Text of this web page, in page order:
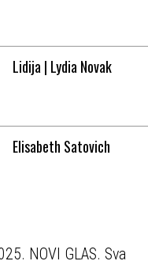
Lidija | Lydia Novak
Elisabeth Satovich
NOVI GLAS. Sva